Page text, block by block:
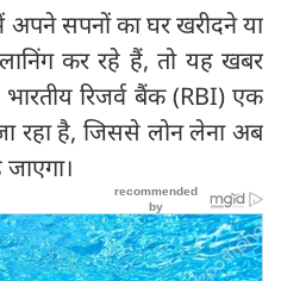
सपनों का घर खरीदने या
कर रहे हैं, तो यह खबर
रिजर्व बैंक (RBI) एक
रहा है, जिससे लोन लेना अब